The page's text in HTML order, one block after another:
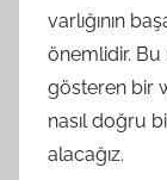
varlığının
önemlidir.
gösteren bir
nasıl doğru
alacağız.